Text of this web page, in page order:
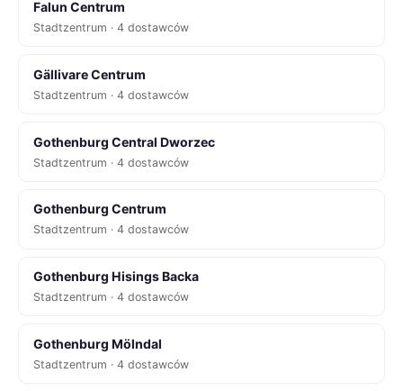
Falun Centrum
Stadtzentrum · 4 dostawców
Gällivare Centrum
Stadtzentrum · 4 dostawców
Gothenburg Central Dworzec
Stadtzentrum · 4 dostawców
Gothenburg Centrum
Stadtzentrum · 4 dostawców
Gothenburg Hisings Backa
Stadtzentrum · 4 dostawców
Gothenburg Mölndal
Stadtzentrum · 4 dostawców